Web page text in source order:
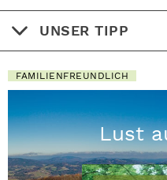
UNSER TIPP
FAMILIENFREUNDLICH
Lust